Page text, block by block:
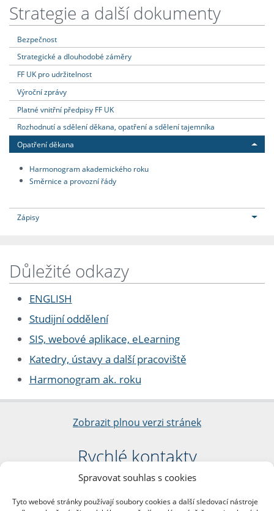
Spravovat souhlas s cookies
Tyto webové stránky používají soubory cookies a další sledovací nástroje
Strategie a další dokumenty
Bezpečnost
Strategické a dlouhodobé záměry
FF UK pro udržitelnost
Výroční zprávy
Platné vnitřní předpisy FF UK
Rozhodnutí a sdělení děkana, opatření a sdělení tajemníka
Opatření děkana
Harmonogram akademického roku
Směrnice a provozní řády
Zápisy
Důležité odkazy
ENGLISH
Studijní oddělení
SIS, webové aplikace, eLearning
Katedry, ústavy a další pracoviště
Harmonogram ak. roku
Zobrazit plnou verzi stránek
Rychlé kontakty
Filozofická fakulta
nám. Jana Palacha 1/2